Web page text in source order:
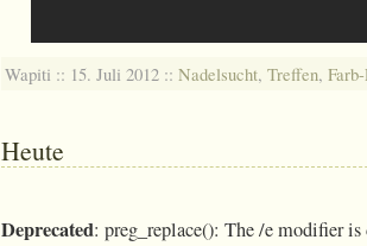
Wapiti :: 15. Juli 2012 :: Nadelsucht, Treffen,
Heute
Deprecated: preg_replace(): The /e modifier is